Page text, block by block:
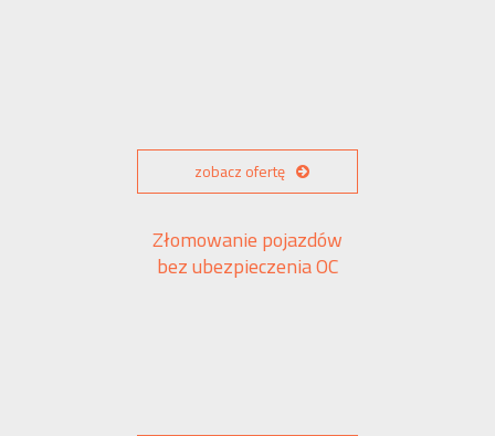
zobacz ofertę
Złomowanie pojazdów
bez ubezpieczenia OC